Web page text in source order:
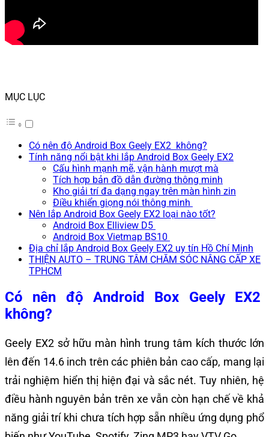
MỤC LỤC
Có nên độ Android Box Geely EX2 không?
Tính năng nổi bật khi lắp Android Box Geely EX2
Cấu hình mạnh mẽ, vận hành mượt mà
Tích hợp bản đồ dẫn đường thông minh
Kho giải trí đa dạng ngay trên màn hình zin
Điều khiển giọng nói thông minh
Nên lắp Android Box Geely EX2 loại nào tốt?
Android Box Elliview D5
Android Box Vietmap BS10
Địa chỉ lắp Android Box Geely EX2 uy tín Hồ Chí Minh
THIỆN AUTO – TRUNG TÂM CHĂM SÓC NÂNG CẤP XE
TPHCM
Có nên độ Android Box Geely EX2
không?
Geely EX2 sở hữu màn hình trung tâm kích thước lớn
lên đến 14.6 inch trên các phiên bản cao cấp, mang lại
trải nghiệm hiển thị hiện đại và sắc nét. Tuy nhiên, hệ
điều hành nguyên bản trên xe vẫn còn hạn chế về khả
năng giải trí khi chưa tích hợp sẵn nhiều ứng dụng phổ